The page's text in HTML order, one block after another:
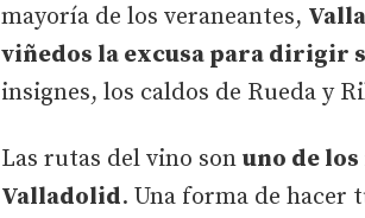
mayoría de los veraneantes,
viñedos la excusa para dirigir
insignes, los caldos de Rueda y
Las rutas del vino son uno de
Valladolid. Una forma de